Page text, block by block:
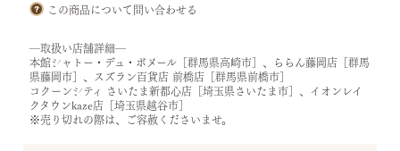
この商品について問い合わせる
―取扱い店舗詳細―
本館シャトー・デュ・ボヌール［群馬県高崎市］、ららん藤岡店［群馬
県藤岡市］、スズラン百貨店 前橋店［群馬県前橋市］
コクーンシティ さいたま新都心店［埼玉県さいたま市］、イオンレイ
クタウンkaze店［埼玉県越谷市］
※売り切れの際は、ご容赦くださいませ。